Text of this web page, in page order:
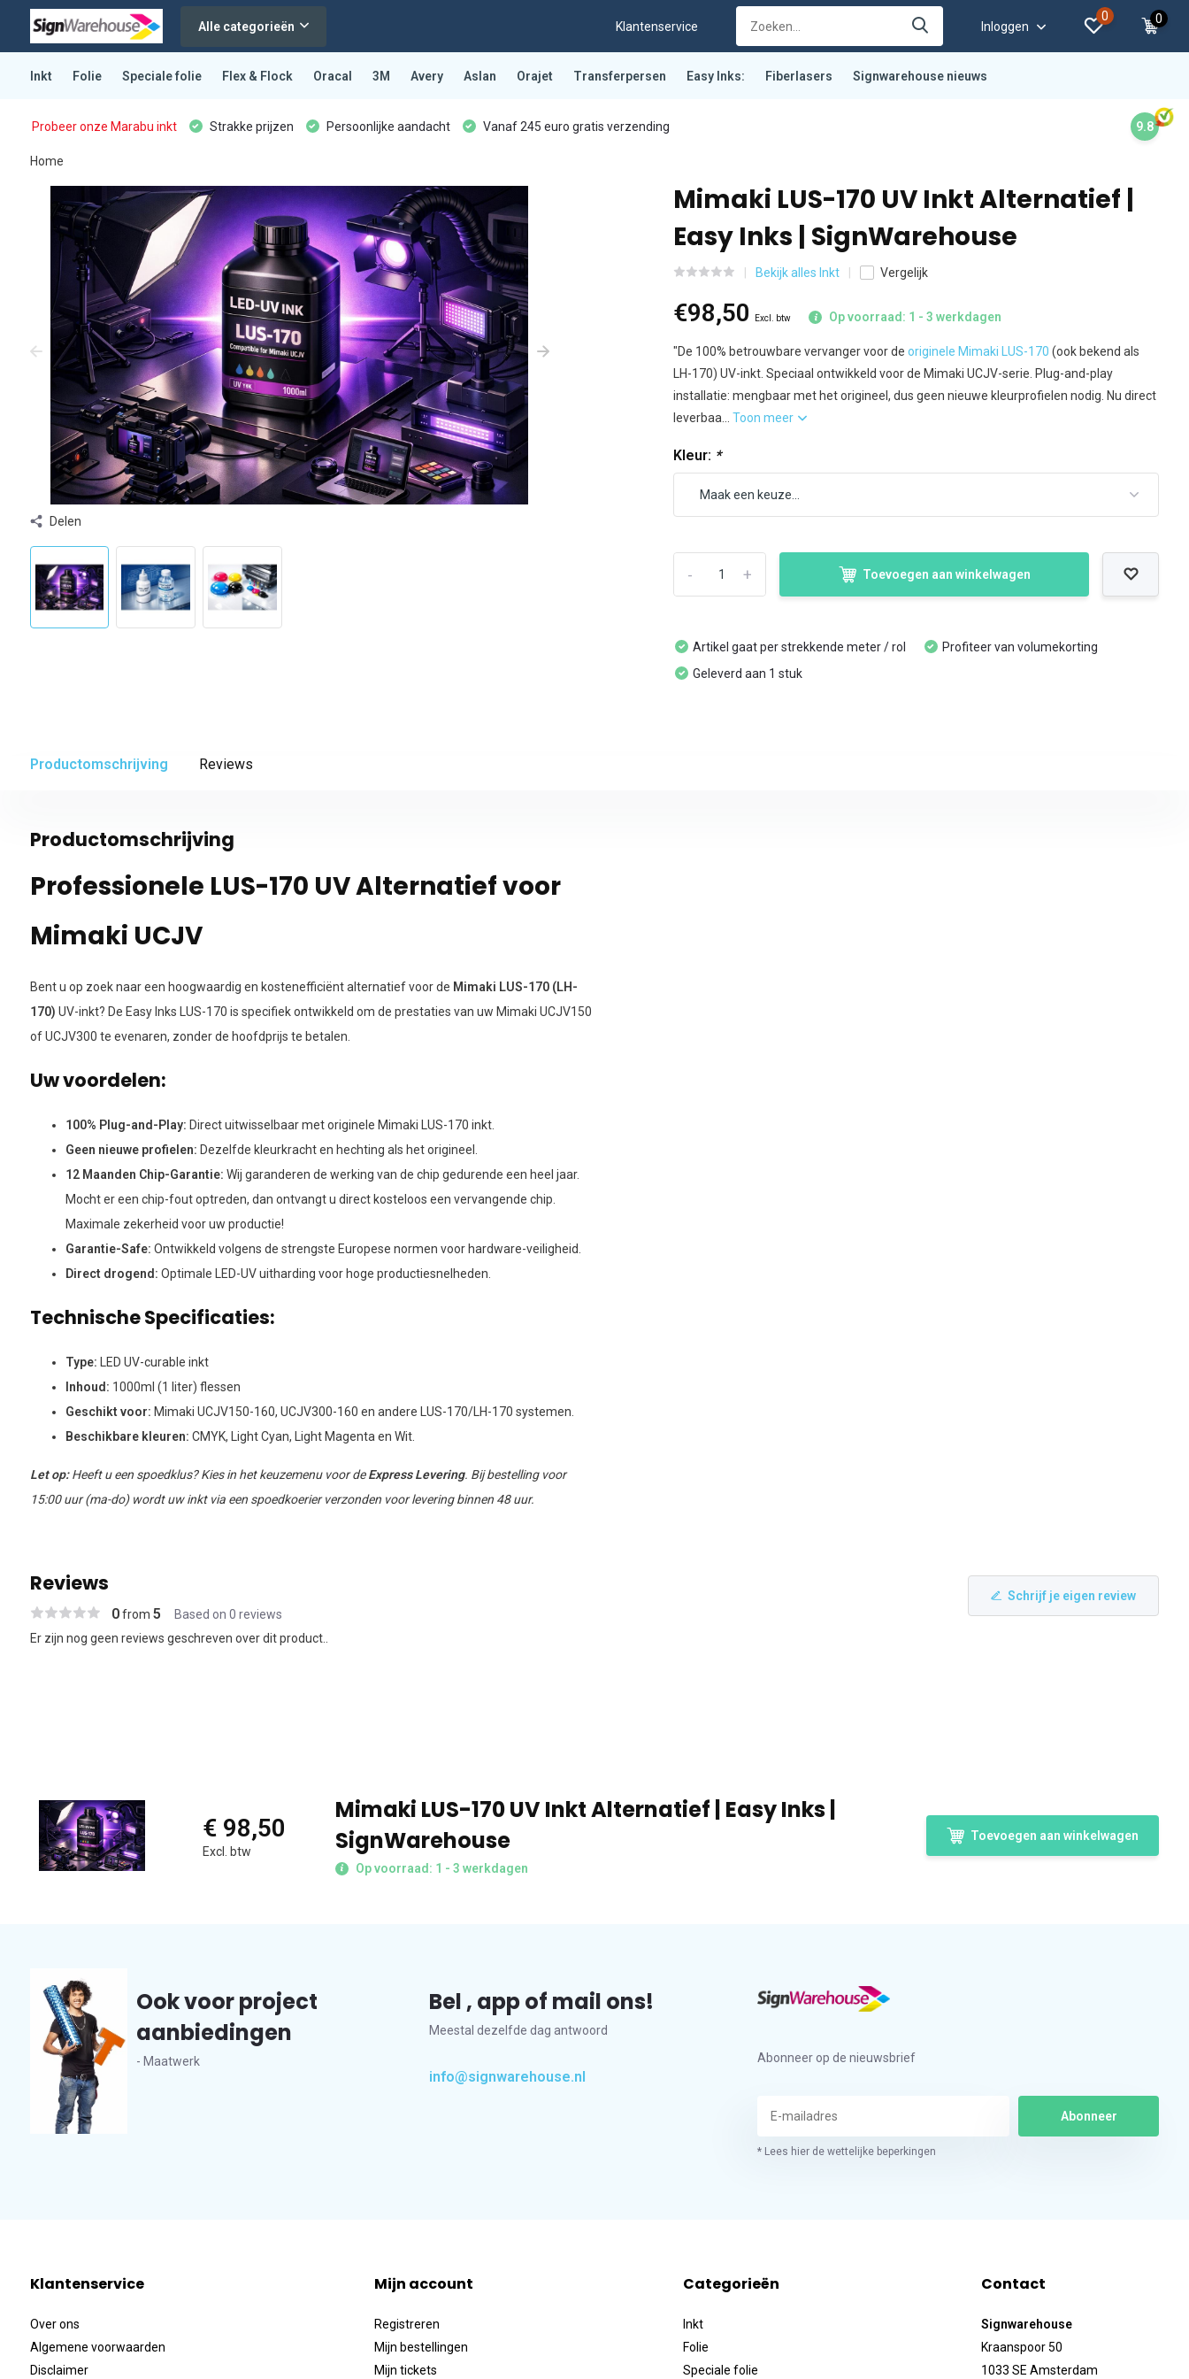
Alle categorieën Klantenservice Inloggen
0 0
Inkt Folie Speciale folie Flex & Flock Oracal 3M Avery Aslan Orajet Transferpersen Easy Inks: Fiberlasers Signwarehouse nieuws
Probeer onze Marabu inkt Strakke prijzen Persoonlijke aandacht Vanaf 245 euro gratis verzending 9.8
Home
Delen
Mimaki LUS-170 UV Inkt Alternatief |
Easy Inks | SignWarehouse
Bekijk alles Inkt Vergelijk
€98,50 Excl. btw Op voorraad: 1 - 3 werkdagen
"De 100% betrouwbare vervanger voor deoriginele Mimaki LUS-170 (ook bekend als
LH-170) UV-inkt. Speciaal ontwikkeld voor de Mimaki UCJV-serie. Plug-and-play
installatie: mengbaar met het origineel, dus geen nieuwe kleurprofielen nodig. Nu direct
leverbaa...Toon meer
Kleur: *
+
- Toevoegen aan winkelwagen
Artikel gaat per strekkende meter / rol
Geleverd aan 1 stuk
Profiteer van volumekorting
Productomschrijving Reviews
Productomschrijving
Professionele LUS-170 UV Alternatief voor
Mimaki UCJV
Bent u op zoek naar een hoogwaardig en kostenefficiënt alternatief voor de Mimaki LUS-170 (LH-
170) UV-inkt? De Easy Inks LUS-170 is specifiek ontwikkeld om de prestaties van uw Mimaki UCJV150
of UCJV300 te evenaren, zonder de hoofdprijs te betalen.
Uw voordelen:
100% Plug-and-Play: Direct uitwisselbaar met originele Mimaki LUS-170 inkt.
Geen nieuwe profielen: Dezelfde kleurkracht en hechting als het origineel.
12 Maanden Chip-Garantie: Wij garanderen de werking van de chip gedurende een heel jaar.
Mocht er een chip-fout optreden, dan ontvangt u direct kosteloos een vervangende chip.
Maximale zekerheid voor uw productie!
Garantie-Safe: Ontwikkeld volgens de strengste Europese normen voor hardware-veiligheid.
Direct drogend: Optimale LED-UV uitharding voor hoge productiesnelheden.
Technische Specificaties:
Type: LED UV-curable inkt
Inhoud: 1000ml (1 liter) flessen
Geschikt voor: Mimaki UCJV150-160, UCJV300-160 en andere LUS-170/LH-170 systemen.
Beschikbare kleuren: CMYK, Light Cyan, Light Magenta en Wit.
Let op:Heeft u een spoedklus? Kies in het keuzemenu voor deExpress Levering. Bij bestelling voor
15:00 uur (ma-do) wordt uw inkt via een spoedkoerier verzonden voor levering binnen 48 uur.
Reviews
0from 5 Based on 0 reviews
Schrijf je eigen review
Er zijn nog geen reviews geschreven over dit product..
€ 98,50
Excl. btw
Mimaki LUS-170 UV Inkt Alternatief | Easy Inks |
SignWarehouse
Op voorraad: 1 - 3 werkdagen
Toevoegen aan winkelwagen
Ook voor project
aanbiedingen
- Maatwerk
Bel , app of mail ons!
Meestal dezelfde dag antwoord
info@signwarehouse.nl
Abonneer op de nieuwsbrief
Abonneer
* Lees hier de wettelijke beperkingen
Klantenservice
Over ons
Algemene voorwaarden
Disclaimer
Mijn account
Registreren
Mijn bestellingen
Mijn tickets
Categorieën
Inkt
Folie
Speciale folie
Contact
Signwarehouse
Kraanspoor 50
1033 SE Amsterdam